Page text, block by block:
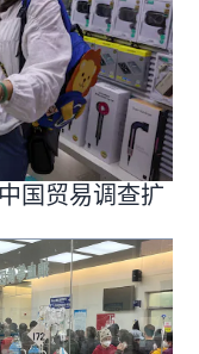
国贸易调查扩